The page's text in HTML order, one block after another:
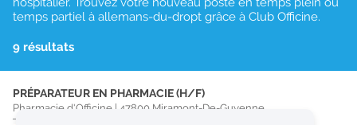
temps partiel à allemans-du-dropt grâce à Club Officine.
9 résultats
PRÉPARATEUR EN PHARMACIE (H/F)
Pharmacie d'Officine | 47800 Miramont-De-Guyenne